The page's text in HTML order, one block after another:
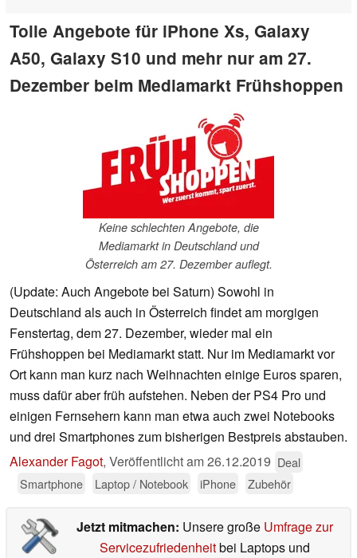
Tolle Angebote für iPhone Xs, Galaxy
A50, Galaxy S10 und mehr nur am 27.
Dezember beim Mediamarkt Frühshoppen
Keine schlechten Angebote, die
Mediamarkt in Deutschland und
Österreich am 27. Dezember auflegt.
(Update: Auch Angebote bei Saturn) Sowohl in
Deutschland als auch in Österreich findet am morgigen
Fenstertag, dem 27. Dezember, wieder mal ein
Frühshoppen bei Mediamarkt statt. Nur im Mediamarkt vor
Ort kann man kurz nach Weihnachten einige Euros sparen,
muss dafür aber früh aufstehen. Neben der PS4 Pro und
einigen Fernsehern kann man etwa auch zwei Notebooks
und drei Smartphones zum bisherigen Bestpreis abstauben.
Alexander Fagot, Veröffentlicht am26.12.2019 Deal
Smartphone
Laptop / Notebook iPhone Zubehör
Jetzt mitmachen: Unsere große Umfrage zur
Servicezufriedenheitbei Laptops und